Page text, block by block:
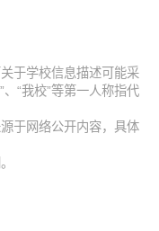
于学校信息描述可能采
“我校”等第一人称指代
于网络公开内容，具体